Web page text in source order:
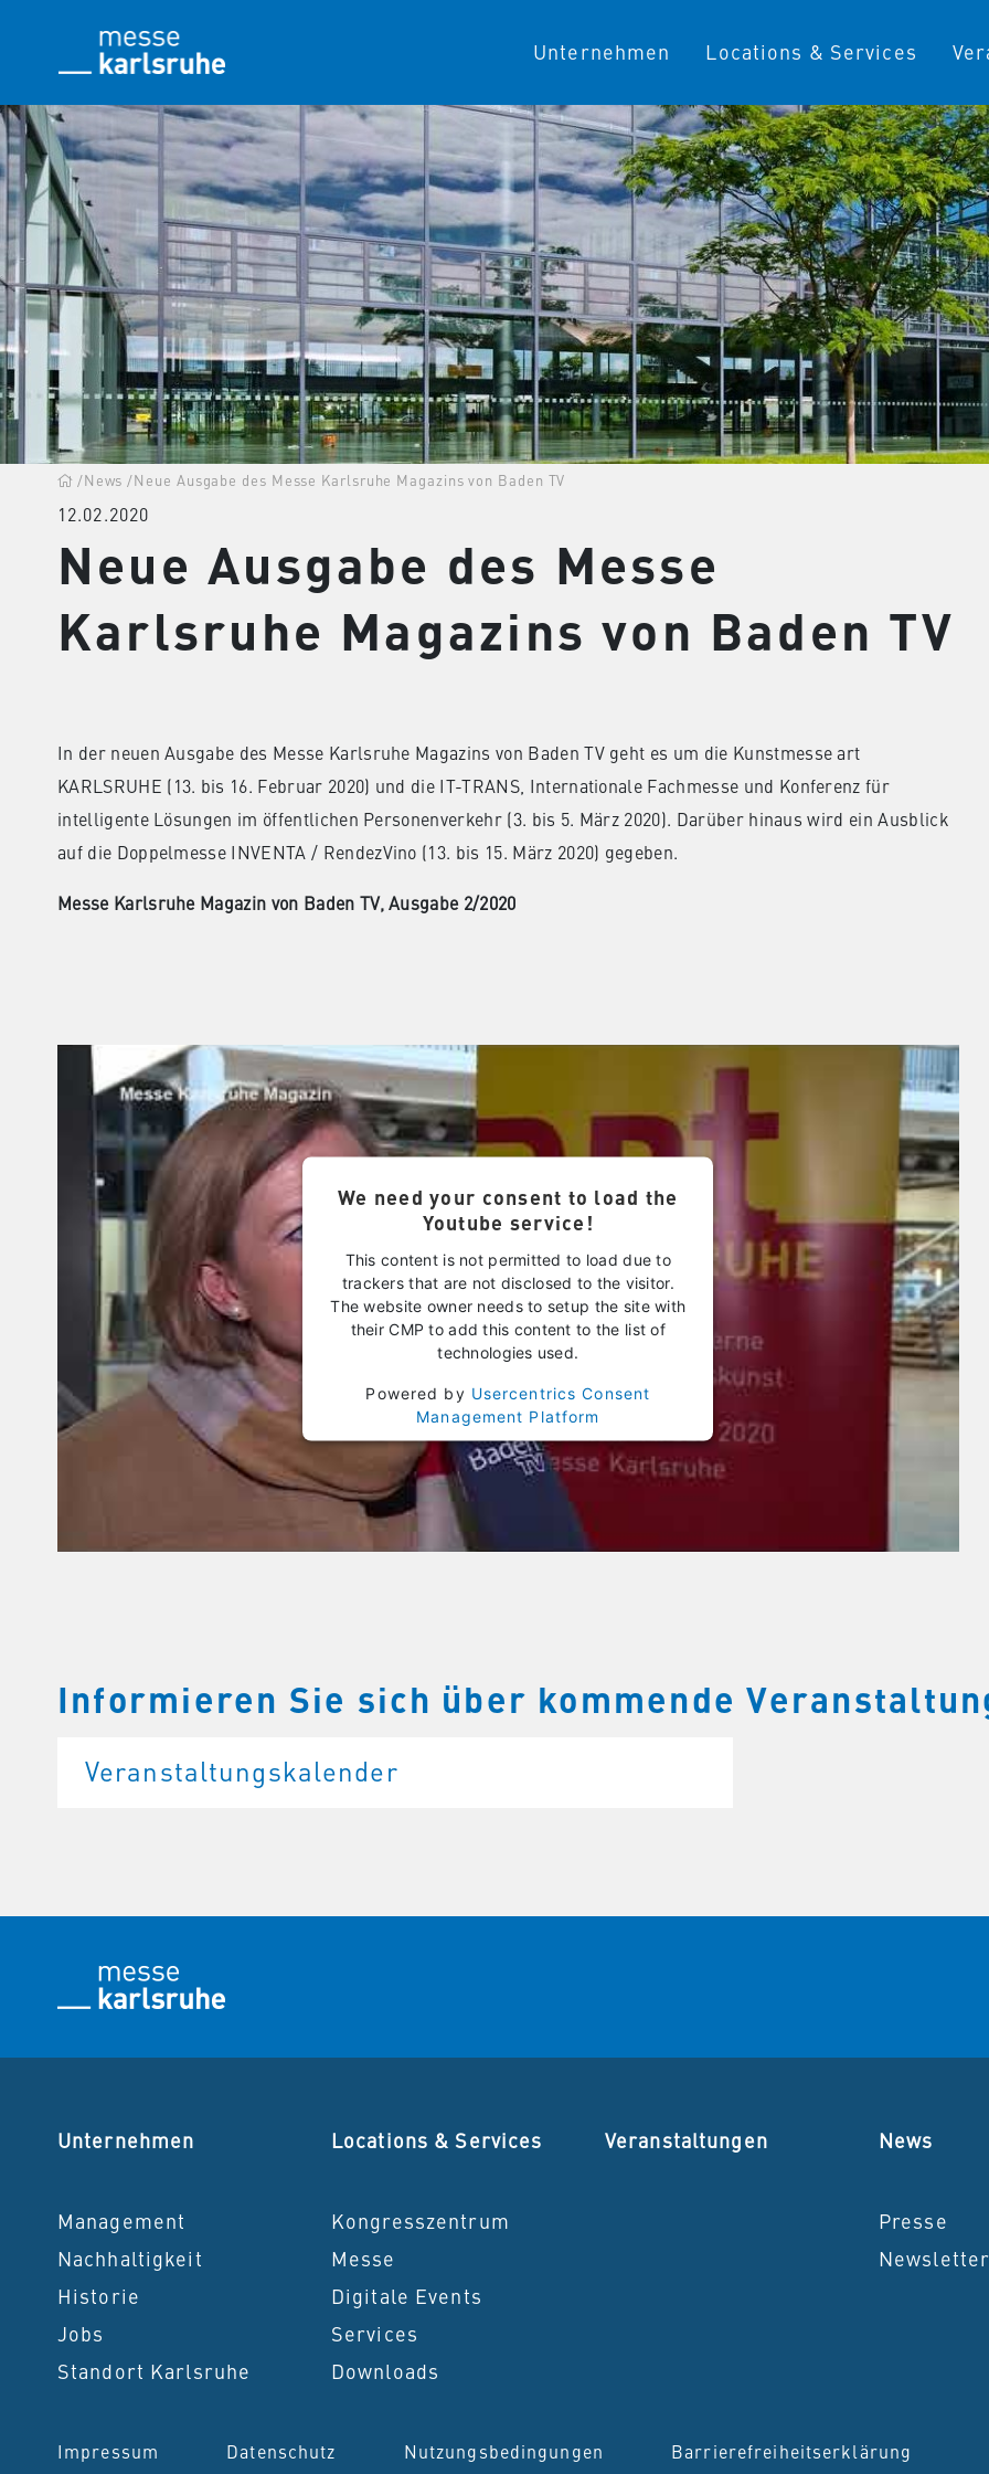
Unternehmen Locations & Services
/News/Neue Ausgabe des Messe Karlsruhe Magazins von Baden TV
12.02.2020
Neue Ausgabe des Messe
Karlsruhe Magazins von Baden TV
In der neuen Ausgabe des Messe Karlsruhe Magazins von Baden TV geht es um die Kunstmesse art
KARLSRUHE (13. bis 16. Februar 2020) und die IT-TRANS, Internationale Fachmesse und Konferenz für
intelligente Lösungen im öffentlichen Personenverkehr (3. bis 5. März 2020). Darüber hinaus wird ein Ausblick
auf die Doppelmesse INVENTA / RendezVino (13. bis 15. März 2020) gegeben.
Messe Karlsruhe Magazin von Baden TV, Ausgabe 2/2020
We need your consent to load the
Youtube service!
This content is not permitted to load due to
trackers that are not disclosed to the visitor.
The website owner needs to setup the site with
their CMP to add this content to the list of
technologies used.
Powered by Usercentrics Consent
Management Platform
Informieren Sie sich über kommende
Veranstaltungskalender
Unternehmen
Management
Nachhaltigkeit
Historie
Jobs
Standort Karlsruhe
Locations & Services
Kongresszentrum
Messe
Digitale Events
Services
Downloads
Veranstaltungen News
Presse
Impressum Datenschutz Nutzungsbedingungen Barrierefreiheitserklärung